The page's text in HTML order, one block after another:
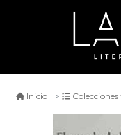
Inicio Colecciones